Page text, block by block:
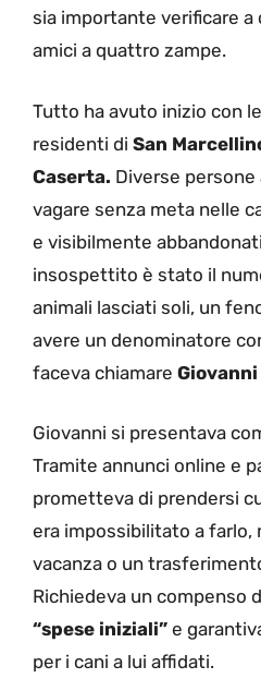
sia importante verificare a
amici a quattro zampe.
Tutto ha avuto inizio con
residenti di San
Caserta. Diverse
vagare senza meta nelle
e visibilmente
insospettito è stato il
animali lasciati soli, un
avere un denominatore
faceva chiamare
Giovanni si presentava
Tramite annunci online e
prometteva di prendersi
era impossibilitato a farlo,
vacanza o un
Richiedeva un compenso
“spese iniziali” e
per i cani a lui affidati.